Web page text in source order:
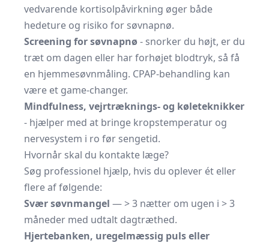
vedvarende kortisol­påvirkning øger både
hedeture og risiko for søvnapnø.
Screening for søvnapnø- snorker du højt, er du
træt om dagen eller har forhøjet blodtryk, så få
en hjemme­søvnmåling. CPAP-behandling kan
være et game-changer.
Mindfulness, vejrtræknings- og køleteknikker
- hjælper med at bringe kropstemperatur og
nervesystem i ro før sengetid.
Hvornår skal du kontakte læge?
Søg professionel hjælp, hvis du oplever ét eller
flere af følgende:
Svær søvnmangel — > 3 nætter om ugen i > 3
måneder med udtalt dagtræthed.
Hjertebanken, uregelmæssig puls eller